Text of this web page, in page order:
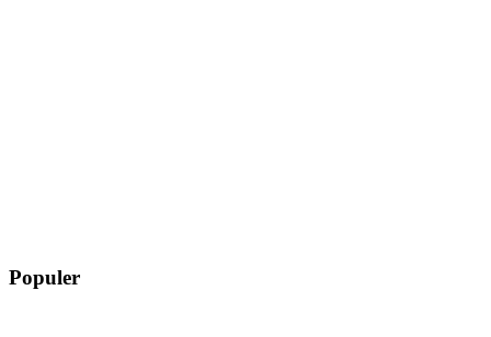
Populer